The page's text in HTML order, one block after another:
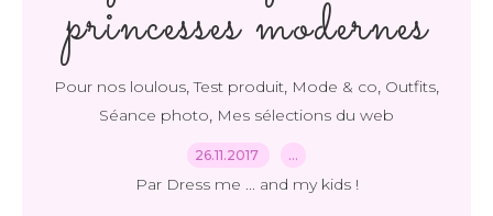
princesses modernes
Pour nos loulous,Test produit, Mode & co, Outfits,
Séance photo, Mes sélections du web
26.11.2017 …
Par Dress me ... and my kids !